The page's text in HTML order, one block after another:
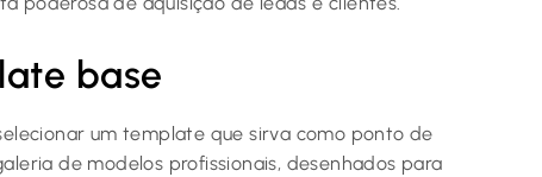
base
um template que sirva como ponto de
de modelos profissionais, desenhados para